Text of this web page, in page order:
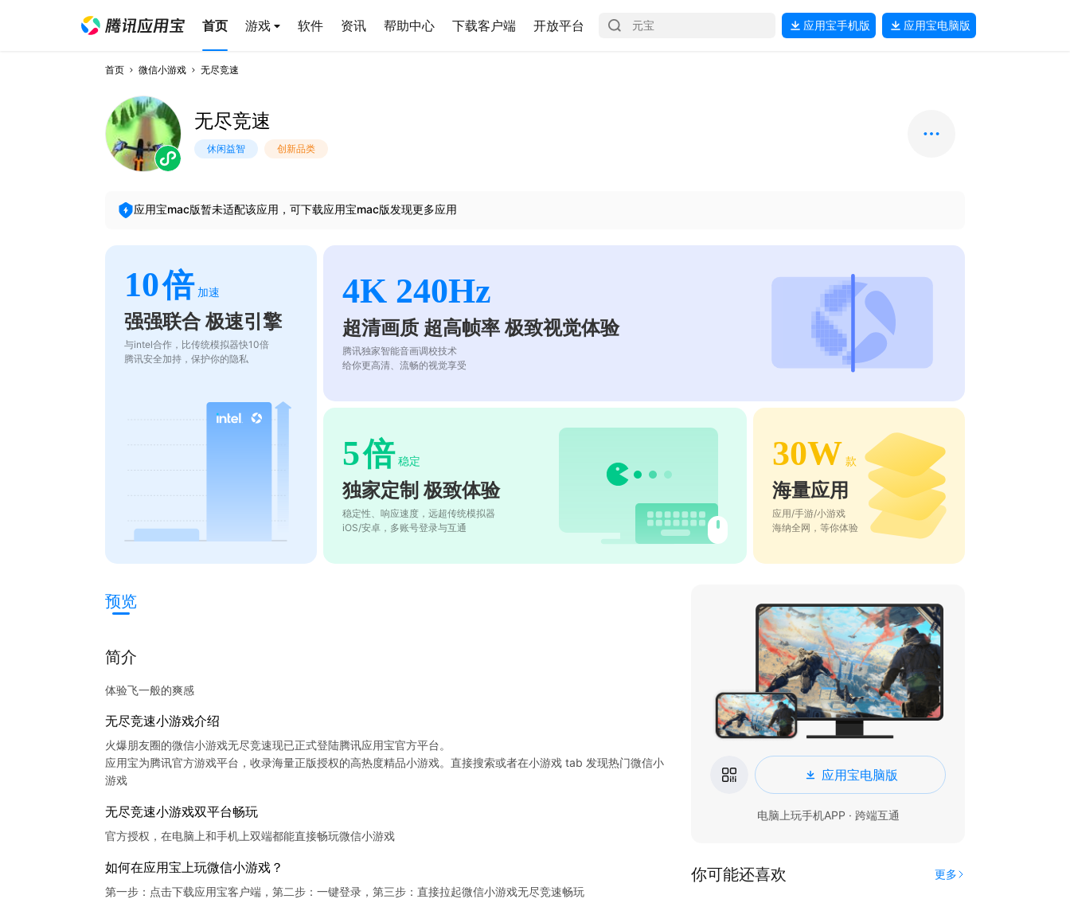
首页 游戏 软件 资讯 帮助中心 下载客户端 开放平台 应用宝手机版 应用宝电脑版
首页 微信小游戏 无尽竞速
无尽竞速
休闲益智 创新品类
应用宝mac版暂未适配该应用，可下载应用宝mac版发现更多应用
10倍 加速
强强联合 极速引擎
与intel合作，比传统模拟器快10倍
腾讯安全加持，保护你的隐私
4K 240Hz
超清画质 超高帧率 极致视觉体验
腾讯独家智能音画调校技术
给你更高清、流畅的视觉享受
5倍 稳定
独家定制 极致体验
稳定性、响应速度，远超传统模拟器
iOS/安卓，多账号登录与互通
30W 款
海量应用
应用/手游/小游戏
海纳全网，等你体验
预览
简介
体验飞一般的爽感
无尽竞速小游戏介绍
火爆朋友圈的微信小游戏无尽竞速现已正式登陆腾讯应用宝官方平台。
应用宝为腾讯官方游戏平台，收录海量正版授权的高热度精品小游戏。直接搜索或者在小游戏 tab 发现热门微信小
无尽竞速小游戏双平台畅玩
官方授权，在电脑上和手机上双端都能直接畅玩微信小游戏
如何在应用宝上玩微信小游戏？
第一步：点击下载应用宝客户端，第二步：一键登录，第三步：直接拉起微信小游戏无尽竞速畅玩
应用宝电脑版
电脑上玩手机APP · 跨端互通
你可能还喜欢 更多